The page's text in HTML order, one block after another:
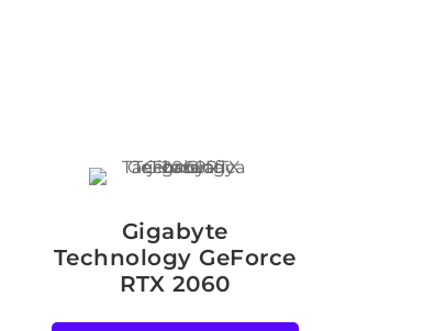
Gigabyte
Technology GeForce
RTX 2060